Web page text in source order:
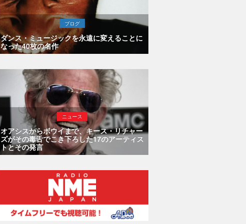
ブログ
ダンス・ミュージックを永遠に変えることに
なった40枚の名作
ニュース
オアシスからボウイまで、キース・リチャー
ズがその毒舌でこき下ろした17のアーティス
トとその発言